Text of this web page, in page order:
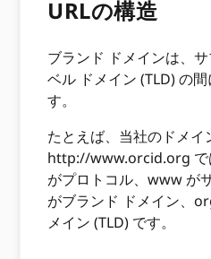
URLの構造
ブランド ドメインは、
ベル ドメイン (TLD) の
す。
たとえば、当社のドメイ
http://www.orcid.org で
がプロトコル、www が
がブランド ドメイン、
メイン (TLD) です。